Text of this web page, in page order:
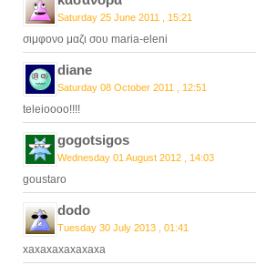
Saturday 25 June 2011 , 15:21
σιμφονο μαζι σου maria-eleni
diane
Saturday 08 October 2011 , 12:51
teleioooo!!!!
gogotsigos
Wednesday 01 August 2012 , 14:03
goustaro
dodo
Tuesday 30 July 2013 , 01:41
xaxaxaxaxaxaxa